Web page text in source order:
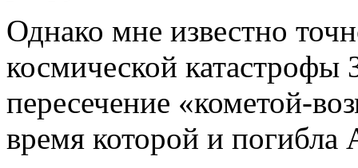
Однако мне известно
космической катастрофы
пересечение «кометой-
время которой и погибла